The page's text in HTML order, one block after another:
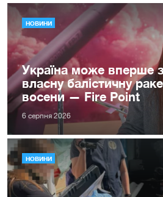
НОВИНИ
Україна може вперше
власну балістичну
восени — Fire Point
6 серпня 2026
НОВИНИ